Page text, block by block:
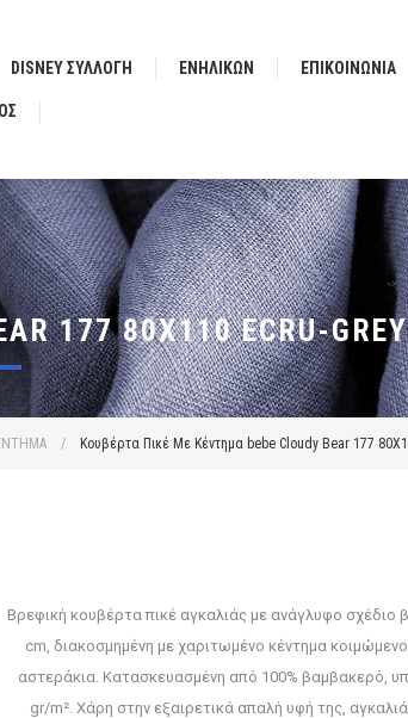
DISNEY ΣΥΛΛΟΓΗ ΕΝΗΛΙΚΩΝ ΕΠΙΚΟΙΝΩΝΊΑ
/ Κουβέρτα Πικέ Με Κέντημα bebe Cloudy Bear 177
177 80X110 ECRU-GREY
Βρεφική κουβέρτα πικέ αγκαλιάς με ανάγλυφο
cm, διακοσμημένη με χαριτωμένο κέντημα
αστεράκια. Κατασκευασμένη από 100% βαμβακερό,
gr/m². Χάρη στην εξαιρετικά απαλή υφή της,